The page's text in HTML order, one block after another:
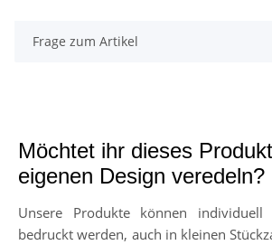
Frage zum Artikel
Möchtet ihr dieses
eigenen Design veredeln?
Unsere Produkte können
bedruckt werden, auch in kleinen